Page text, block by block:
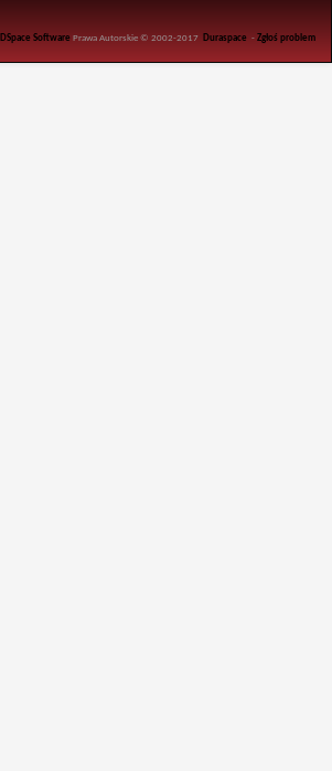
DSpace Software Prawa Autorskie © 2002-2017 Duraspace -Zgłoś problem